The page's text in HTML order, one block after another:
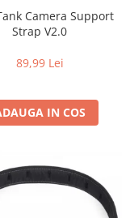
Camera Support
Strap V2.0
89,99 Lei
IN COS